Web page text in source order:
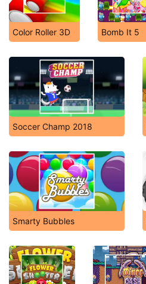
Color Roller 3D Bomb It 5
Soccer Champ 2018
Smarty Bubbles